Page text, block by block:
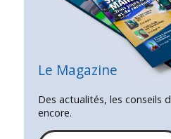
Le Magazine
Des actualités, les conseils
encore.